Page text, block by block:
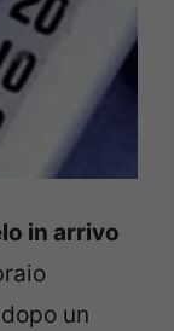
in arrivo
un